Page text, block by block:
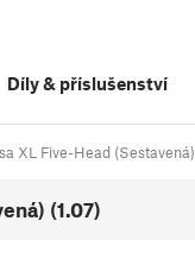
Díly& příslušenství
XL Five-Head (Sestavená)
(1.07)